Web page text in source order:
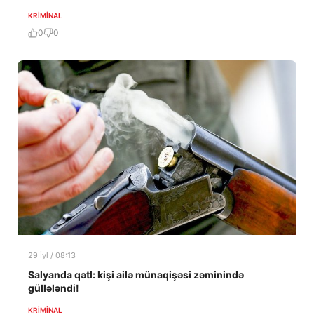
KRIMINAL
0 0
29 İyl / 08:13
Salyanda qətl: kişi ailə münaqişəsi zəminində
güllələndi!
KRIMINAL